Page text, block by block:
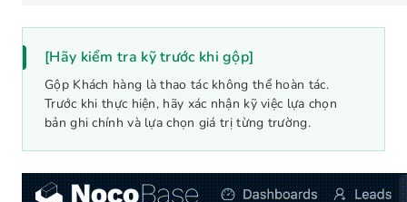
[Hãy kiểm tra kỹ trước khi gộp]
Gộp Khách hàng là thao tác không thể hoàn tác.
Trước khi thực hiện, hãy xác nhận kỹ việc lựa chọn
bản ghi chính và lựa chọn giá trị từng trường.